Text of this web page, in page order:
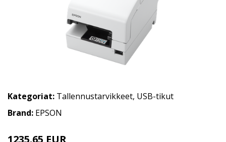
Kategoriat: Tallennustarvikkeet, USB-tikut
Brand: EPSON
1235.65 EUR